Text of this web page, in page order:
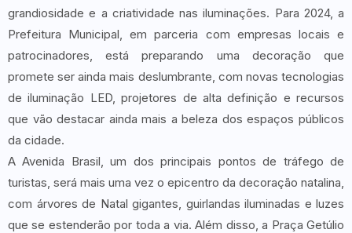
grandiosidade e a criatividade nas iluminações. Para 2024, a
Prefeitura Municipal, em parceria com empresas locais e
patrocinadores, está preparando uma decoração que
promete ser ainda mais deslumbrante, com novas tecnologias
de iluminação LED, projetores de alta definição e recursos
que vão destacar ainda mais a beleza dos espaços públicos
da cidade.
A Avenida Brasil, um dos principais pontos de tráfego de
turistas, será mais uma vez o epicentro da decoração natalina,
com árvores de Natal gigantes, guirlandas iluminadas e luzes
que se estenderão por toda a via. Além disso, a Praça Getúlio